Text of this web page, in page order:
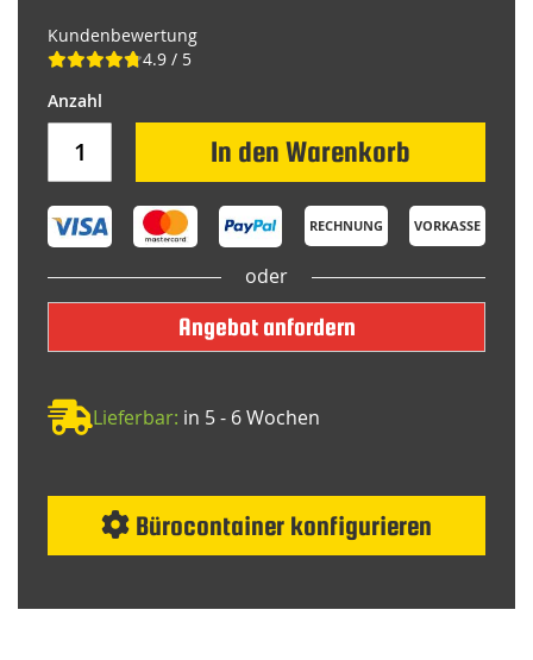
Kundenbewertung
4.9 / 5
In den Warenkorb
RECHNUNG VORKASSE
oder
Angebot anfordern
Lieferbar: in 5 - 6 Wochen
Bürocontainer konfigurieren